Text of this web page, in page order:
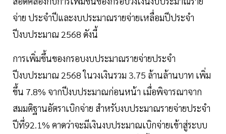
จ่าย ประจำปีและงบประมาณรายจ่ายเหลื่อมปีประจำ
ปีงบประมาณ 2568 ดังนี้
การเพิ่มขึ้นของกรอบงบประมาณรายจ่ายประจำ
ปีงบประมาณ 2568 ในวงเงินรวม 3.75 ล้านล้านบาท เพิ่ม
ขึ้น 7.8% จากปีงบประมาณก่อนหน้า เมื่อพิจารณาจาก
สมมติฐานอัตราเบิกจ่าย สำหรับงบประมาณรายจ่ายประจำ
ปีที่92.1% คาดว่าจะมีเงินงบประมาณเบิกจ่ายเข้าสู่ระบบ